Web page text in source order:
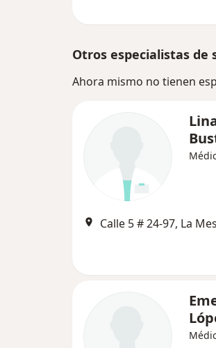
Otros especialistas de
Ahora mismo no tienen
Calle 5 # 24-97, La